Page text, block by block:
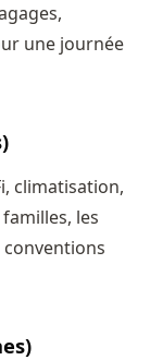
une journée
climatisation,
les
conventions